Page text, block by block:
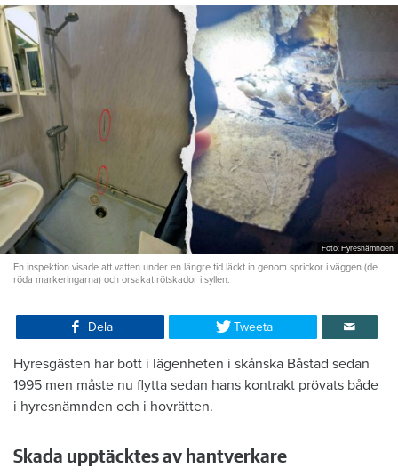
Foto: Hyresnämnden
En inspektion visade att vatten under en längre tid läckt in genom sprickor i väggen (de
röda markeringarna) och orsakat rötskador i syllen.
Dela Tweeta
Hyresgästen har bott i lägenheten i skånska Båstad sedan
1995 men måste nu flytta sedan hans kontrakt prövats både
i hyresnämnden och i hovrätten.
Skada upptäcktes av hantverkare